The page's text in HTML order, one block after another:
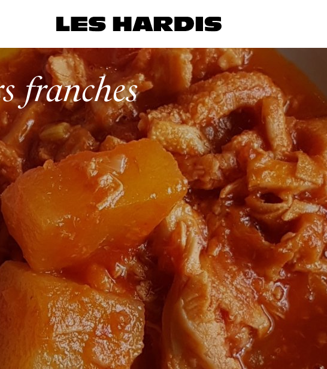
franches